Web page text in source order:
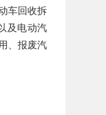
车回收拆
及电动汽
、报废汽